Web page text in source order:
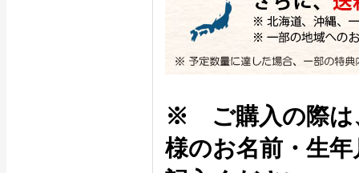
※ ご購入の際は
様のお名前・生